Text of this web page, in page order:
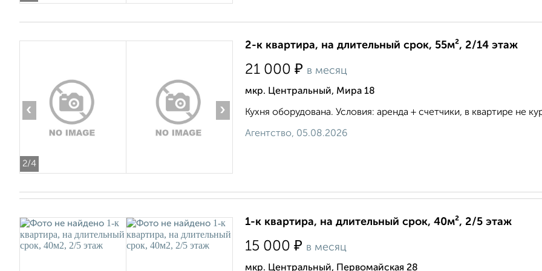
2/4
‹ ›
2-к квартира, на длительный срок, 55м², 2/14 этаж
21 000 ₽ в месяц
мкр. Центральный, Мира 18
Кухня оборудована. Условия: аренда + счетчики, в квартире не
Агентство, 05.08.2026
1-к квартира, на длительный срок, 40м², 2/5 этаж
15 000 ₽ в месяц
мкр. Центральный, Первомайская 28